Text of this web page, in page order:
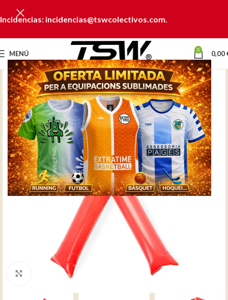
Incidencias: incidencias@tswcolectivos.com.
MENÚ 0 0,00
Clic para ampliar